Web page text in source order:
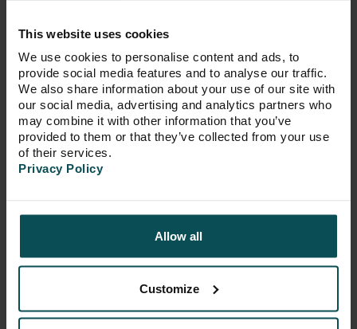
This website uses cookies
We use cookies to personalise content and ads, to
provide social media features and to analyse our traffic.
We also share information about your use of our site with
our social media, advertising and analytics partners who
may combine it with other information that you’ve
provided to them or that they’ve collected from your use
of their services.
Privacy Policy
Allow all
Customize
technológia fejlődik, úgy alakul át teljes
életmódunk is. Az előttünk kirajzolódó
trendek pedig már a tervezőasztalon
beépülnek a Metrodom lakóházaiba.
Extra szolgáltatásaink mind-mind a
lakóink kényelmét, kikapcsolódását és
életstílusát szolgálják, ráadásul a
Metrodom lakóparkokban valódi
közösségek épülnek.
aktuális híreink